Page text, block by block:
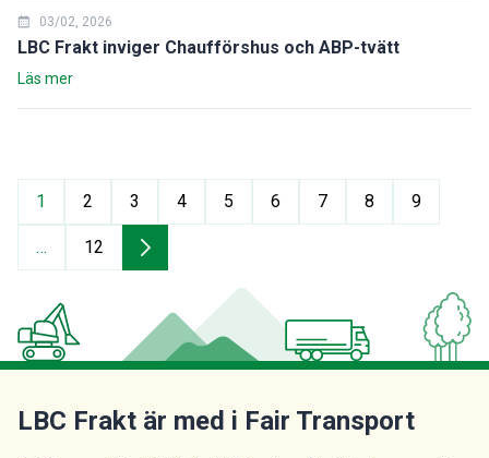
03/02, 2026
LBC Frakt inviger Chaufförshus och ABP-tvätt
Läs mer
1 2 3 4 5 6 7 8 9
… 12
LBC Frakt är med i Fair Transport